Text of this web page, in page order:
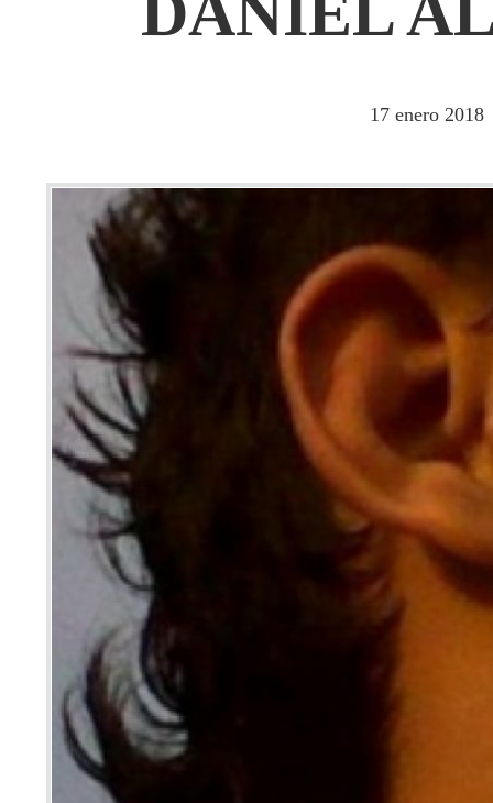
17 enero 2018